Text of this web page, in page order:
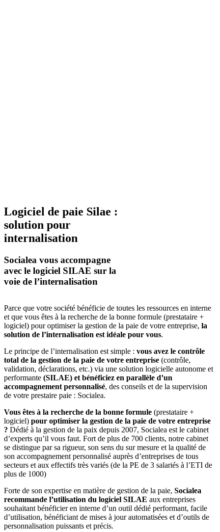
Logiciel de paie Silae :
solution pour
internalisation
Socialea vous accompagne
avec le logiciel SILAE sur la
voie de l’internalisation
Parce que votre société bénéficie de toutes les ressources en interne
et que vous êtes à la recherche de la bonne formule (prestataire +
logiciel) pour optimiser la gestion de la paie de votre entreprise, la
solution de l’internalisation est idéale pour vous.
Le principe de l’internalisation est simple : vous avez le contrôle
total de la gestion de la paie de votre entreprise (contrôle,
validation, déclarations, etc.) via une solution logicielle autonome et
performante (SILAE) et bénéficiez en parallèle d’un
accompagnement personnalisé, des conseils et de la supervision
de votre prestaire paie : Socialea.
Vous êtes à la recherche de la bonne formule (prestataire +
logiciel) pour optimiser la gestion de la paie de votre entreprise
? Dédié à la gestion de la paix depuis 2007, Socialea est le cabinet
d’experts qu’il vous faut. Fort de plus de 700 clients, notre cabinet
se distingue par sa rigueur, son sens du sur mesure et la qualité de
son accompagnement personnalisé auprès d’entreprises de tous
secteurs et aux effectifs très variés (de la PE de 3 salariés à l’ETI de
plus de 1000)
Forte de son expertise en matière de gestion de la paie, Socialea
recommande l’utilisation du logiciel SILAE aux entreprises
souhaitant bénéficier en interne d’un outil dédié performant, facile
d’utilisation, bénéficiant de mises à jour automatisées et d’outils de
personnalisation puissants et précis.